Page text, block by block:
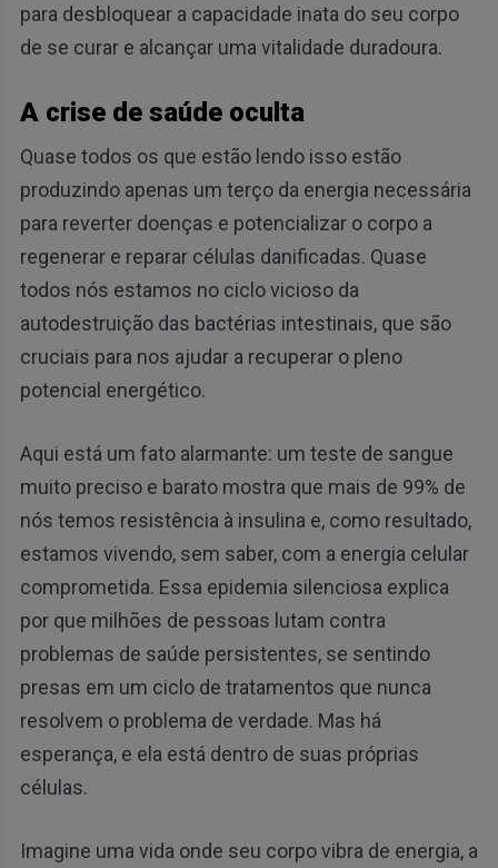
para desbloquear a capacidade inata do seu corpo
de se curar e alcançar uma vitalidade duradoura.
A crise de saúde oculta
Quase todos os que estão lendo isso estão
produzindo apenas um terço da energia necessária
para reverter doenças e potencializar o corpo a
regenerar e reparar células danificadas. Quase
todos nós estamos no ciclo vicioso da
autodestruição das bactérias intestinais, que são
cruciais para nos ajudar a recuperar o pleno
potencial energético.
Aqui está um fato alarmante: um teste de sangue
muito preciso e barato mostra que mais de 99% de
nós temos resistência à insulina e, como resultado,
estamos vivendo, sem saber, com a energia celular
comprometida. Essa epidemia silenciosa explica
por que milhões de pessoas lutam contra
problemas de saúde persistentes, se sentindo
presas em um ciclo de tratamentos que nunca
resolvem o problema de verdade. Mas há
esperança, e ela está dentro de suas próprias
células.
Imagine uma vida onde seu corpo vibra de energia, a